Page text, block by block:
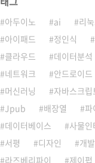
아두이노 ai 리
아이패드
정인식
클라우드
데이터분석
네트워크
안드로이드
머신러닝
자바스크립
Jpub
배장열 파
데이터베이스
사물인
서평
디자인
개
라즈베리파이
제이펍